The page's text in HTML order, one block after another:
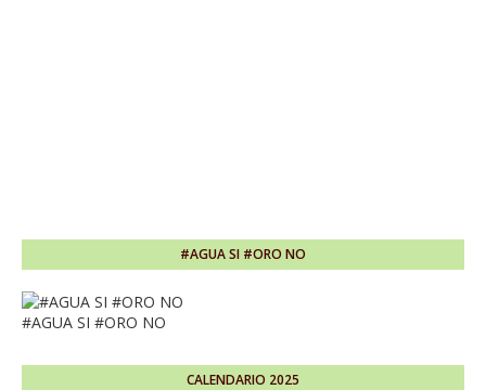
#AGUA SI #ORO NO
#AGUA SI #ORO NO
CALENDARIO 2025